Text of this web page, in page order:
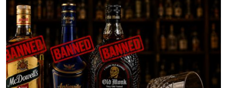
Special Story
Business
Crime
Tamilnadu